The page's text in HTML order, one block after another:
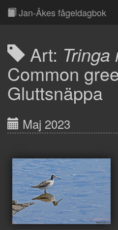
Jan-Åkes fågeldagbok
Art:
Common
Gluttsnäppa
Maj 2023